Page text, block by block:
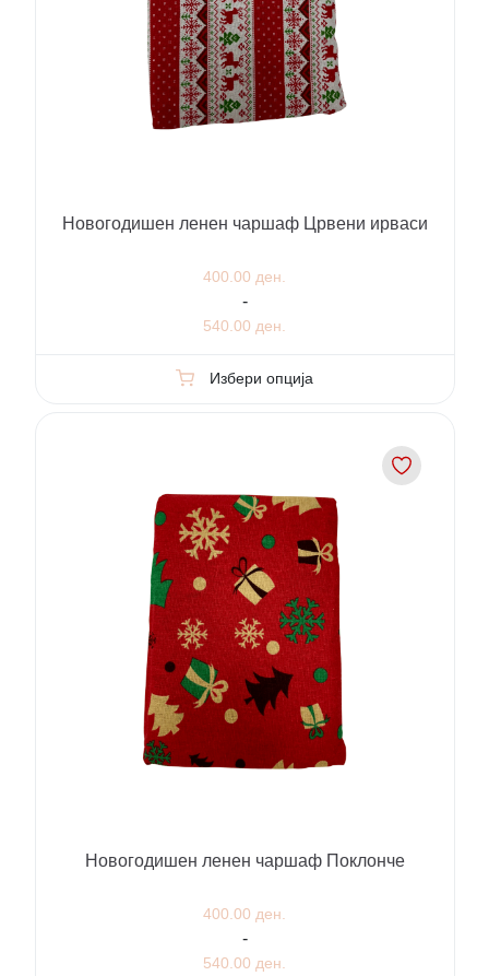
Новогодишен ленен чаршаф Црвени ирваси
400.00 ден.
-
540.00 ден.
Избери опција
Новогодишен ленен чаршаф Поклонче
400.00 ден.
-
540.00 ден.